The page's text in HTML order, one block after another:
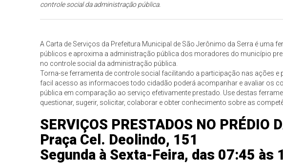
controle social da administração pública.
A Carta de Serviços da Prefeitura Municipal de São Jerônimo da Serra é uma
públicos e aproxima a administração pública dos moradores do município
no controle social da administração pública.
Torna-se ferramenta de controle social facilitando a participação nas ações
facil acesso as informacoes todo cidadão poderá acompanhar e avaliar os
pública em comparação ao serviço efetivamente prestado. Use destas
questionar, sugerir, solicitar, colaborar e obter conhecimento sobre as
SERVIÇOS PRESTADOS NO PRÉDIO
Praça Cel. Deolindo, 151
Segunda à Sexta-Feira, das 07:45 às